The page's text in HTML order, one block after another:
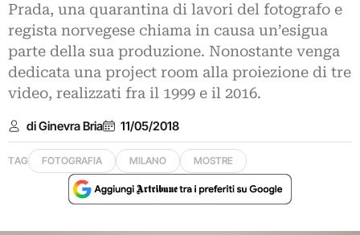
Prada, una quarantina di lavori del fotografo e
regista norvegese chiama in causa un’esigua
parte della sua produzione. Nonostante venga
dedicata una project room alla proiezione di tre
video, realizzati fra il 1999 e il 2016.
di Ginevra Bria 11/05/2018
TAG FOTOGRAFIA MILANO MOSTRE